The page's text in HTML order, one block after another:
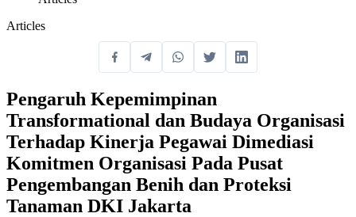
Articles
Pengaruh Kepemimpinan
Transformational dan Budaya Organisasi
Terhadap Kinerja Pegawai Dimediasi
Komitmen Organisasi Pada Pusat
Pengembangan Benih dan Proteksi
Tanaman DKI Jakarta